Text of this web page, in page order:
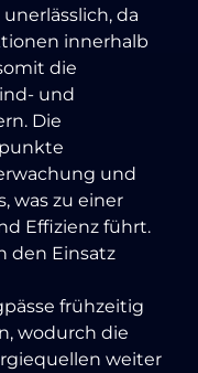
da
innerhalb
die
und
Die
und
was zu einer
Effizienz führt.
den Einsatz
frühzeitig
wodurch die
weiter